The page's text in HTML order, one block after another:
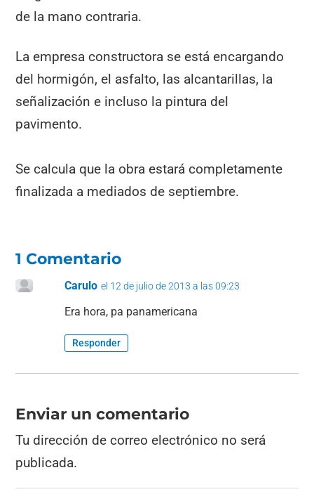
de la mano contraria.
La empresa constructora se está encargando
del hormigón, el asfalto, las alcantarillas, la
señalización e incluso la pintura del
pavimento.
Se calcula que la obra estará completamente
finalizada a mediados de septiembre.
1 Comentario
Carulo el 12 de julio de 2013 a las 09:23
Era hora, pa panamericana
Responder
Enviar un comentario
Tu dirección de correo electrónico no será
publicada.